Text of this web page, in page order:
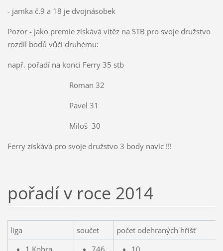
- jamka č.9 a 18 je dvojnásobek
Pozor - jako premie získává vítěz na STB pro svoje družstvo
rozdíl bodů vůči druhému:
např. pořadí na konci Ferry 35 stb
Roman 32
Pavel 31
Miloš 30
Ferry získává pro svoje družstvo 3 body navíc !!!
pořadí v roce 2014
liga součet počet odehraných hřišť
1.Kobra
746 10